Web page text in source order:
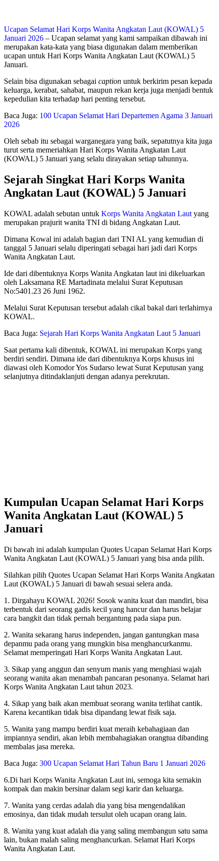
Ucapan Selamat Hari Korps Wanita Angkatan Laut (KOWAL) 5
Januari 2026 – Ucapan selamat yang kami sampaikan dibawah ini
merupakan kata-kata yang biasa digunakan dalam memberikan
ucapan untuk Hari Korps Wanita Angkatan Laut (KOWAL) 5
Januari.
Selain bisa digunakan sebagai caption untuk berkirim pesan kepada
keluarga, kerabat, sahabat, maupun rekan kerja juga menjadi bentuk
kepedulian kita terhadap hari penting tersebut.
Baca Juga: 100 Ucapan Selamat Hari Departemen Agama 3 Januari
2026
Oleh sebab itu sebagai warganegara yang baik, sepatutnya kita juga
turut serta memeriahkan Hari Korps Wanita Angkatan Laut
(KOWAL) 5 Januari yang selalu dirayakan setiap tahunnya.
Sejarah Singkat Hari Korps Wanita
Angkatan Laut (KOWAL) 5 Januari
KOWAL adalah sebutan untuk Korps Wanita Angkatan Laut yang
merupakan prajurit wanita TNI di bidang Angkatan Laut.
Dimana Kowal ini adalah bagian dari TNI AL yang kemudian di
tanggal 5 Januari selalu diperingati sebagai hari jadi dari Korps
Wanita Angkatan Laut.
Ide dari dibentuknya Korps Wanita Angkatan laut ini dikeluarkan
oleh Laksamana RE Martadinata melalui Surat Keputusan
No:5401.23 26 Juni 1962.
Melalui Surat Keputusan tersebut adalah cikal bakal dari terlahirnya
KOWAL.
Baca Juga: Sejarah Hari Korps Wanita Angkatan Laut 5 Januari
Saat pertama kali dibentuk, KOWAL ini merupakan Korps yang
berdiri sendiri. Dimana ide dari dibentuknya Korps khusus ini
diawasi oleh Komodor Yos Sudarso lewat Surat Keputusan yang
selanjutnya ditindaklanjuti dengan adanya perekrutan.
Kumpulan Ucapan Selamat Hari Korps
Wanita Angkatan Laut (KOWAL) 5
Januari
Di bawah ini adalah kumpulan Quotes Ucapan Selamat Hari Korps
Wanita Angkatan Laut (KOWAL) 5 Januari yang bisa anda pilih.
Silahkan pilih Quotes Ucapan Selamat Hari Korps Wanita Angkatan
Laut (KOWAL) 5 Januari di bawah sesuai selera anda.
1. Dirgahayu KOWAL 2026! Sosok wanita kuat dan mandiri, bisa
terbentuk dari seorang gadis kecil yang hancur dan harus belajar
cara bangkit dan tidak pernah bergantung pada siapa pun.
2. Wanita sekarang harus independen, jangan gantungkan masa
depanmu pada orang yang mungkin bisa menghancurkanmu.
Selamat memperingati Hari Korps Wanita Angkatan Laut.
3. Sikap yang anggun dan senyum manis yang menghiasi wajah
seorang wanita akan menambah pancaran pesonanya. Selamat hari
Korps Wanita Angkatan Laut tahun 2023.
4. Sikap yang baik akan membuat seorang wanita terlihat cantik.
Karena kecantikan tidak bisa dipandang lewat fisik saja.
5. Wanita yang mampu berdiri kuat meraih kebahagiaan dan
impiannya sendiri, akan lebih membahagiakan orangtua dibanding
membalas jasa mereka.
Baca Juga: 300 Ucapan Selamat Hari Tahun Baru 1 Januari 2026
6.Di hari Korps Wanita Angkatan Laut ini, semoga kita semakin
kompak dan makin bersinar dalam segi karir dan keluarga.
7. Wanita yang cerdas adalah dia yang bisa mengendalikan
emosinya, dan tidak mudah tersulut oleh ucapan orang lain.
8. Wanita yang kuat adalah dia yang saling membangun satu sama
lain, bukan malah saling menghancurkan. Selamat Hari Korps
Wanita Angkatan Laut.